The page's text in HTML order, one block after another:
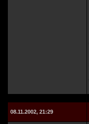
08.11.2002, 21:29